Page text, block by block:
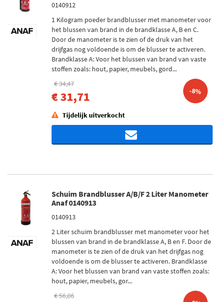
0140912
1 Kilogram poeder brandblusser met manometer voor
het blussen van brand in de brandklasse A, B en C.
Door de manometer is te zien of de druk van het
drijfgas nog voldoende is om de blusser te activeren.
Brandklasse A: Voor het blussen van brand van vaste
stoffen zoals: hout, papier, meubels, gord...
€ 34,47
€ 31,71 -8%
Tijdelijk uitverkocht
Schuim Brandblusser A/B/F 2 Liter Manometer
Anaf 0140913
0140913
2 Liter schuim brandblusser met manometer voor het
blussen van brand in de brandklasse A, B en F. Door de
manometer is te zien of de druk van het drijfgas nog
voldoende is om de blusser te activeren. Brandklasse
A: Voor het blussen van brand van vaste stoffen zoals:
hout, papier, meubels, gor...
€ 56,86